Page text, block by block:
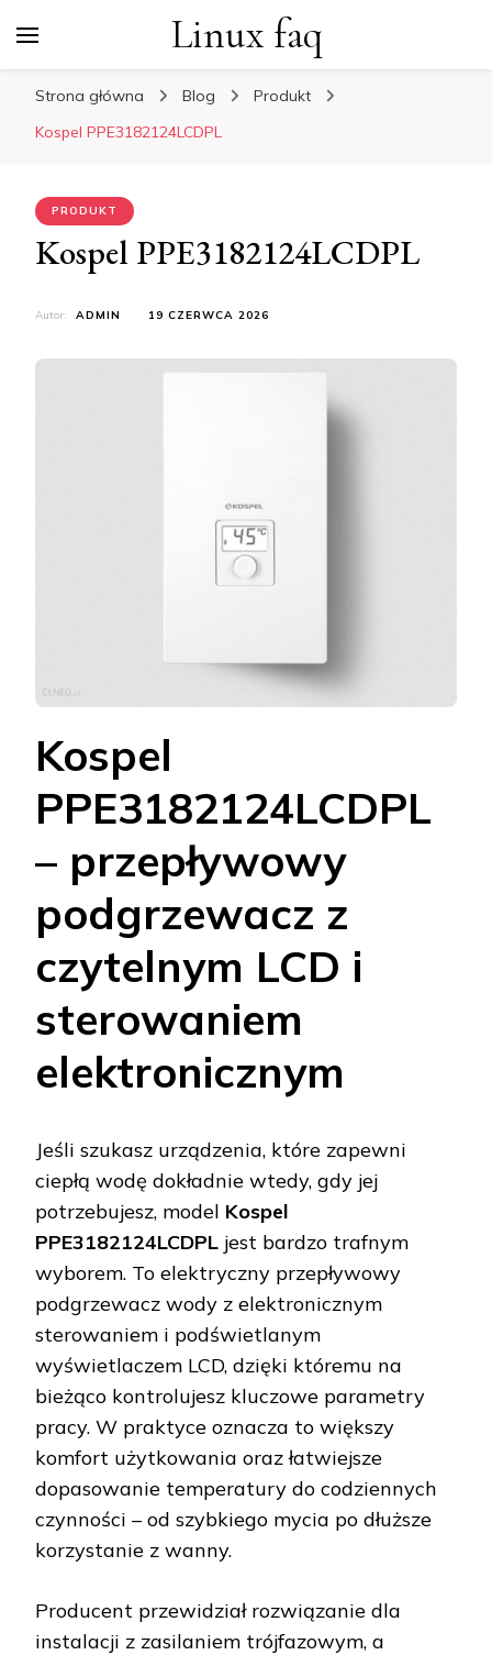
Linux faq
Strona główna Blog
Produkt
Kospel PPE3182124LCDPL
PRODUKT
Kospel PPE3182124LCDPL
Autor: ADMIN 19 CZERWCA 2026
Kospel
PPE3182124LCDPL
– przepływowy
podgrzewacz z
czytelnym LCD i
sterowaniem
elektronicznym
Jeśli szukasz urządzenia, które zapewni
ciepłą wodę dokładnie wtedy, gdy jej
potrzebujesz, model Kospel
PPE3182124LCDPL jest bardzo trafnym
wyborem. To elektryczny przepływowy
podgrzewacz wody z elektronicznym
sterowaniem i podświetlanym
wyświetlaczem LCD, dzięki któremu na
bieżąco kontrolujesz kluczowe parametry
pracy. W praktyce oznacza to większy
komfort użytkowania oraz łatwiejsze
dopasowanie temperatury do codziennych
czynności – od szybkiego mycia po dłuższe
korzystanie z wanny.
Producent przewidział rozwiązanie dla
instalacji z zasilaniem trójfazowym, a